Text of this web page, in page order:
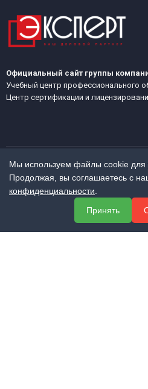
Официальный сайт группы
Учебный центр профессионального
Центр сертификации и
МЕНЮ
Мы используем файлы cookie для
Продолжая, вы соглашаетесь с
конфиденциальности
Принять